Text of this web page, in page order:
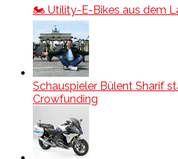
🏍️ Utility-E-Bikes aus dem
Schauspieler Bülent Sharif
Crowfunding